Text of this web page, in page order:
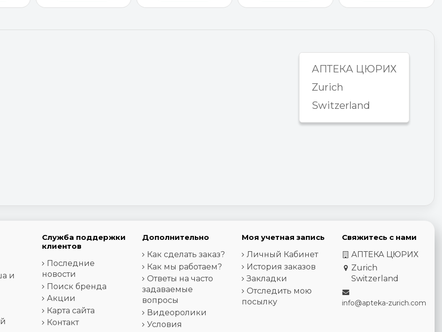
АПТЕКА ЦЮРИХ
Zurich
Switzerland
и
Служба поддержки
клиентов
Последние
новости
Поиск бренда
Акции
Карта сайта
Контакт
Дополнительно
Как сделать заказ?
Как мы работаем?
Ответы на часто
задаваемые
вопросы
Видеоролики
Условия
Моя учетная запись
Личный Кабинет
История заказов
Закладки
Отследить мою
посылку
Свяжитесь с нами
АПТЕКА ЦЮРИХ
Zurich
Switzerland
info@apteka-zurich.com